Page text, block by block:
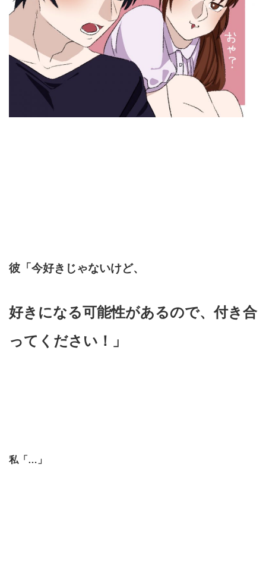
彼「今好きじゃないけど、
好きになる可能性があるので、付き合
ってください！」
私「…」